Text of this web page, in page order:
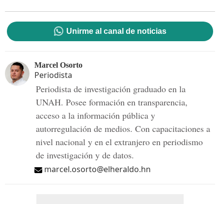
Unirme al canal de noticias
Marcel Osorto
Periodista
Periodista de investigación graduado en la
UNAH. Posee formación en transparencia,
acceso a la información pública y
autorregulación de medios. Con capacitaciones a
nivel nacional y en el extranjero en periodismo
de investigación y de datos.
marcel.osorto@elheraldo.hn